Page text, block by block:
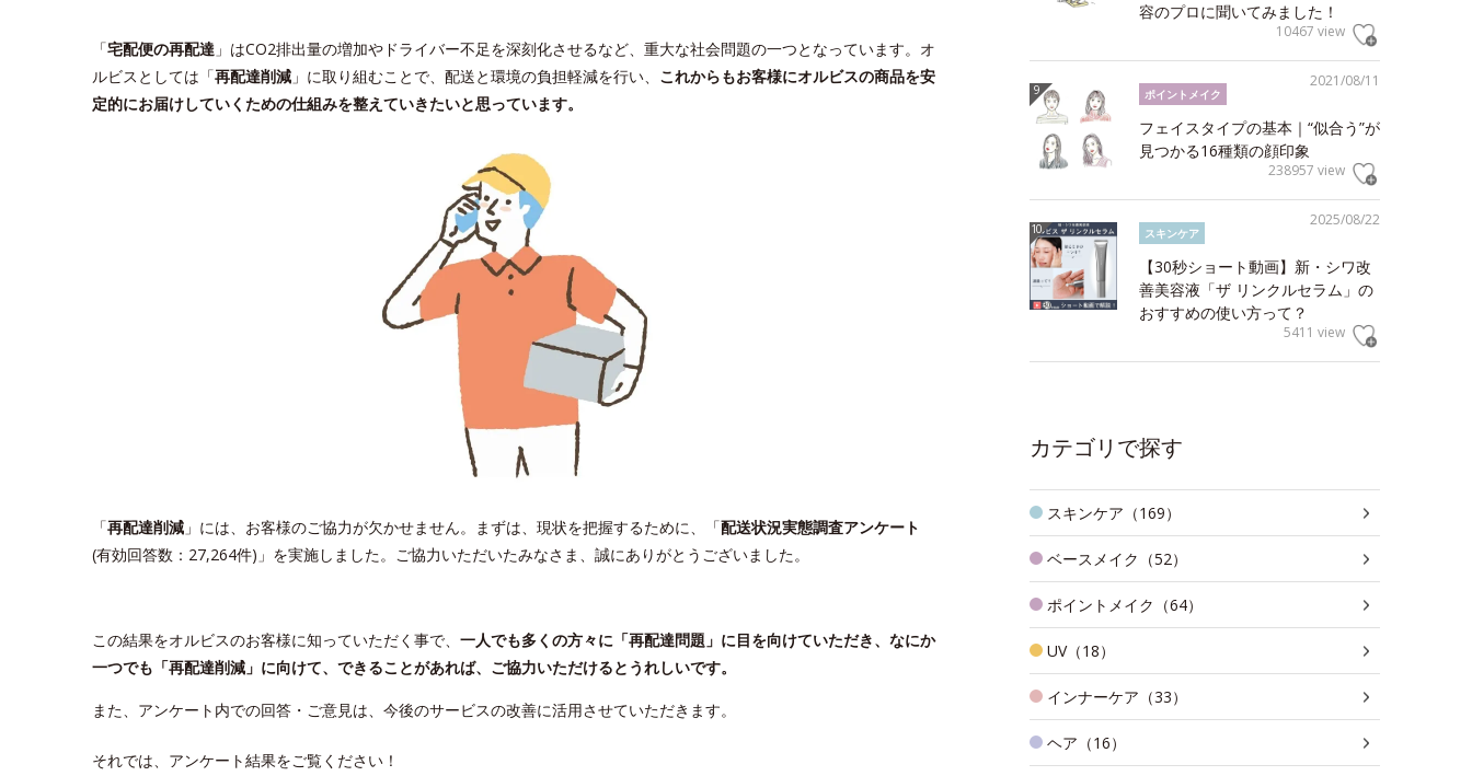
「宅配便の再配達 」はCO2排出量の増加やドライバー不足を深刻化させるなど、重大な社会問題の一つとなっています。オ
ルビスとしては「再配達削減 」に取り組むことで、配送と環境の負担軽減を行い、 これからもお客様にオルビスの商品を安
定的にお届けしていくための仕組みを整えていきたいと思っています。
「再配達削減 」には、お客様のご協力が欠かせません。まずは、現状を把握するために、「配送状況実態調査アンケート
(有効回答数：27,264件)」を実施しました。ご協力いただいたみなさま、誠にありがとうございました。
この結果をオルビスのお客様に知っていただく事で、 一人でも多くの方々に「再配達問題」に目を向けていただき、なにか
一つでも「再配達削減」に向けて、できることがあれば、ご協力いただけるとうれしいです。
また、アンケート内での回答・ご意見は、今後のサービスの改善に活用させていただきます。
それでは、アンケート結果をご覧ください！
容のプロに聞いてみました！
10467 view
2021/08/11
ポイントメイク
フェイスタイプの基本｜“似合う”が
見つかる16種類の顔印象
238957 view
2025/08/22
スキンケア
【30秒ショート動画】新・シワ改
善美容液「ザ リンクルセラム」の
おすすめの使い方って？
5411 view
カテゴリで探す
スキンケア（169）
ベースメイク（52）
ポイントメイク（64）
UV（18）
インナーケア（33）
ヘア（16）